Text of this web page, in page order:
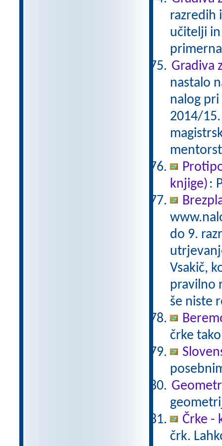
razredih
učitelji
Gradiva
nastalo
nalog
2014/
knjige) :
do 9.
Vsakič,
pravilno
še niste
črke
Črke -
črk.